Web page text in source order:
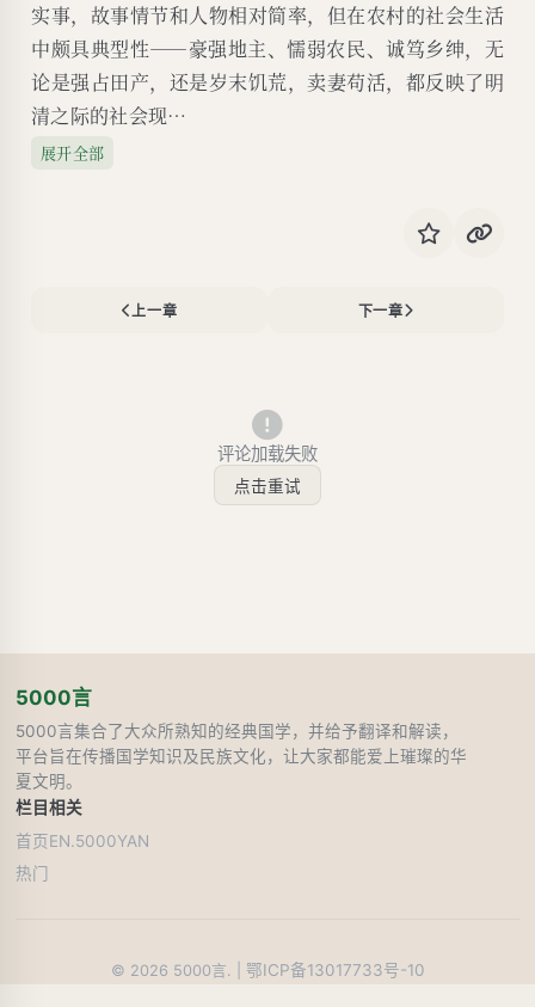
实事，故事情节和人物相对简率，但在农村的社会生活
中颇具典型性——豪强地主、懦弱农民、诚笃乡绅，无
论是强占田产，还是岁末饥荒，卖妻苟活，都反映了明
清之际的社会现…
展开全部
上一章 下一章
评论加载失败
点击重试
5000言
5000言集合了大众所熟知的经典国学，并给予翻译和解读，
平台旨在传播国学知识及民族文化，让大家都能爱上璀璨的华
夏文明。
栏目
首页
热门
相关
EN.5000YAN
© 2026 5000言. | 鄂ICP备13017733号-10